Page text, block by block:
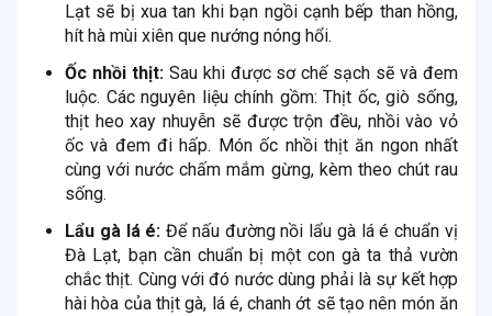
Lạt sẽ bị xua tan khi bạn ngồi cạnh bếp than hồng,
hít hà mùi xiên que nướng nóng hổi.
Ốc nhồi thịt:Sau khi được sơ chế sạch sẽ và đem
luộc. Các nguyên liệu chính gồm: Thịt ốc, giò sống,
thịt heo xay nhuyễn sẽ được trộn đều, nhồi vào vỏ
ốc và đem đi hấp. Món ốc nhồi thịt ăn ngon nhất
cùng với nước chấm mắm gừng, kèm theo chút rau
sống.
Lẩu gà lá é: Để nấu đường nồi lẩu gà lá é chuẩn vị
Đà Lạt, bạn cần chuẩn bị một con gà ta thả vườn
chắc thịt. Cùng với đó nước dùng phải là sự kết hợp
hài hòa của thịt gà, lá é, chanh ớt sẽ tạo nên món ăn